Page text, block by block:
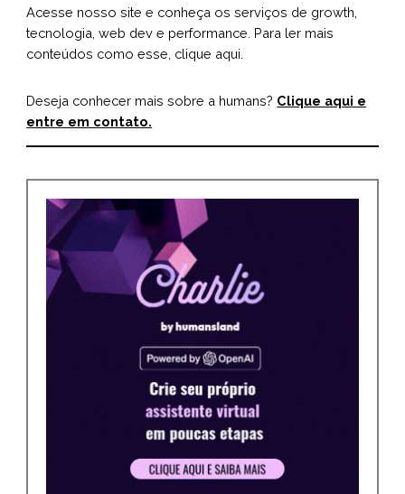
Acesse nossosite e conheça os serviços de growth,
tecnologia, web dev e performance. Para ler mais
conteúdos como esse, clique aqui
Deseja conhecer mais sobre a humans? Clique aqui e
entre em contato.